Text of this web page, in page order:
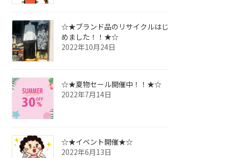
☆★ブランド品のリサイクルはじ
めました！！★☆
2022年10月24日
☆★夏物セール開催中！！★☆
2022年7月14日
☆★イベント開催★☆
2022年6月13日